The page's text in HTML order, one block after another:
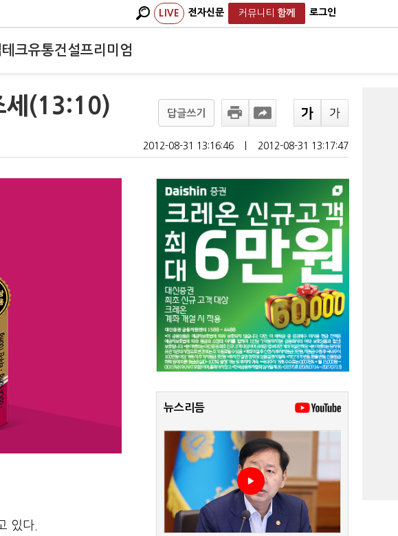
LIVE 전자신문 커뮤니티 함께 로그인
테크유통건설프리미엄
세(13:10) 답글쓰기
2012-08-31 13:16:46 2012-08-31 13:17:47
있다.
뉴스리듬